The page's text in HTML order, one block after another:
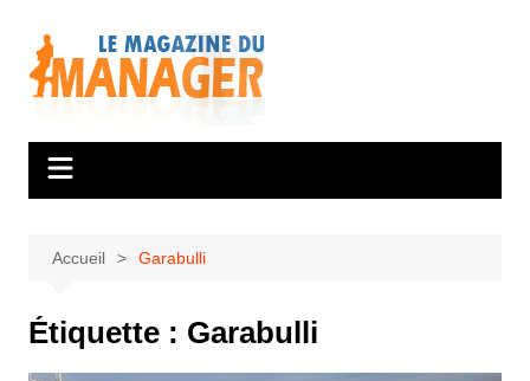
contenu
Accueil Garabulli
Étiquette : Garabulli